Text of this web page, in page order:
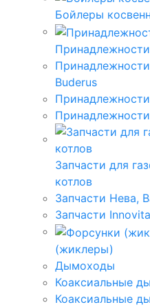
Бойлеры
Buderus
Запчасти для
котлов
Запчасти Нева,
Запчасти Innovita
(жиклеры)
Дымоходы
Коаксиальные
Коаксиальные